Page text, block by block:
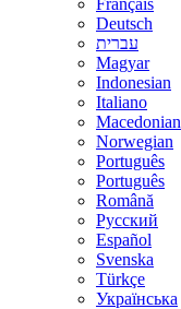
Français
Deutsch
עברית
Magyar
Indonesian
Italiano
Macedonian
Norwegian
Português
Português
Română
Русский
Español
Svenska
Türkçe
Українська